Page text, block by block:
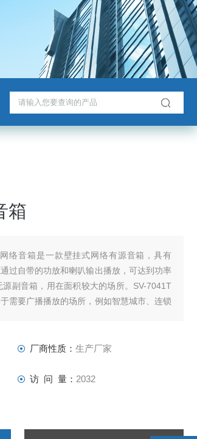
箱
络音箱是一款壁挂式网络有源音箱，具有
过自带的功放和喇叭输出播放，可达到功率
副音箱，用在面积较大的场所。SV-7041T
需要广播播放的场所，例如智慧城市、连锁
厂商性质： 生产厂家
访 问 量： 2032